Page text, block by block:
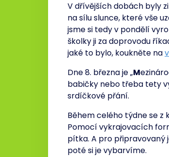
V dřívějších dobách byly
na sílu slunce, které vše
jsme si tedy v pondělí
školky ji za doprovodu
jaké to bylo, koukněte na
Dne 8. března je „M
babičky nebo třeba tety
srdíčkové přání.
Během celého týdne se
Pomocí vykrajovacích
pítka. A pro připravovaný
poté si je vybarvíme.